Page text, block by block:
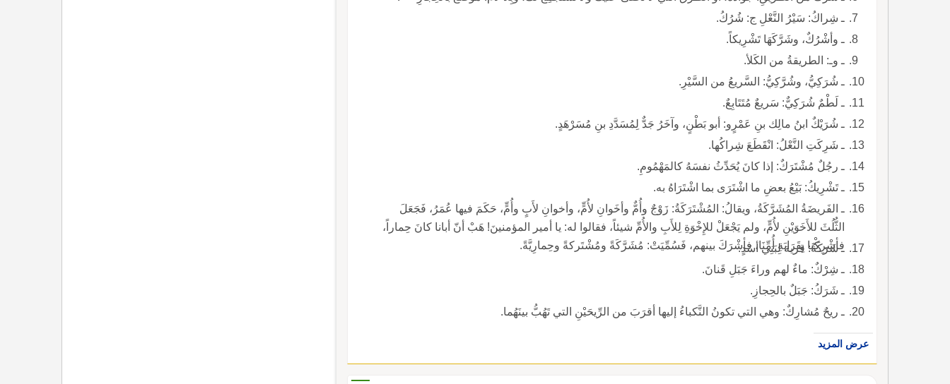
ـ شِراكُ: سَيْرُ النَّعْلِ ج: شُرُكُ.
ـ وأشْرُكٌ، وشَرَّكَهَا تَشْرِيكاً.
ـ وـ: الطريقةُ من الكَلأ.
ـ شُرَكِيُّ، وشُرَّكِيُّ: السَّريعُ من السَّيْرِ.
ـ لَطْمٌ شُرَكِيٌّ: سَريعٌ مُتَتَابِعٌ.
ـ شُرَيْكٌ ابنُ مالِك بنِ عَمْرٍو: أبو بَطْنٍ، وآخَرُ جَدٌّ لِمُسَدَّدِ بنِ مُسَرْهَدٍ.
ـ شَرِكَتِ النَّعْلُ: انْقَطَعَ شِراكُها.
ـ رجُلٌ مُشْتَرَكٌ: إذا كانَ يُحَدِّثُ نفسَهُ كالمَهْمُومِ.
ـ تَشْرِيكُ: بَيْعُ بعضِ ما اشْتَرَى بما اشْتَرَاهُ به.
ـ الفَريضَةُ المُشَرَّكَةُ، ويقالُ: المُشْتَرَكَةُ: زَوْجٌ وأُمٌّ وأخَوانِ لأُمٍّ، وأخوانِ لأَبٍ وأُمٍّ، حَكَمَ فيها عُمَرُ، فَجَعَلَ
الثُّلُثَ للأَخَوَيْنِ لأُمٍّ، ولم يَجْعَلْ للإِخْوَةِ لِلأَبِ والأُمِّ شيئاً، فقالوا له: يا أمير المؤمنينَ! هَبْ أنّ أبانا كانَ حِماراً،
فأشْرِكْنا بِقَرَابَةِ أُمِّنَا، فأشْرَكَ بينهم، فَسُمِّيَتْ: مُشَرَّكَةً ومُشْتَركةً وحِمارِيَّةً.
ـ شَرَكَةُ: قرية لِبَنِي أسَدٍ.
ـ شِرْكٌ: ماءٌ لهم وراءَ جَبَلِ قَنانَ.
ـ شَرَكُ: جَبَلٌ بالحِجازِ.
ـ ريحٌ مُشارِكٌ: وهي التي تكونُ النَّكباءُ إليها أقرَبَ من الرِّيحَيْنِ التي تَهُبُّ بينَهُما.
عرض المزيد